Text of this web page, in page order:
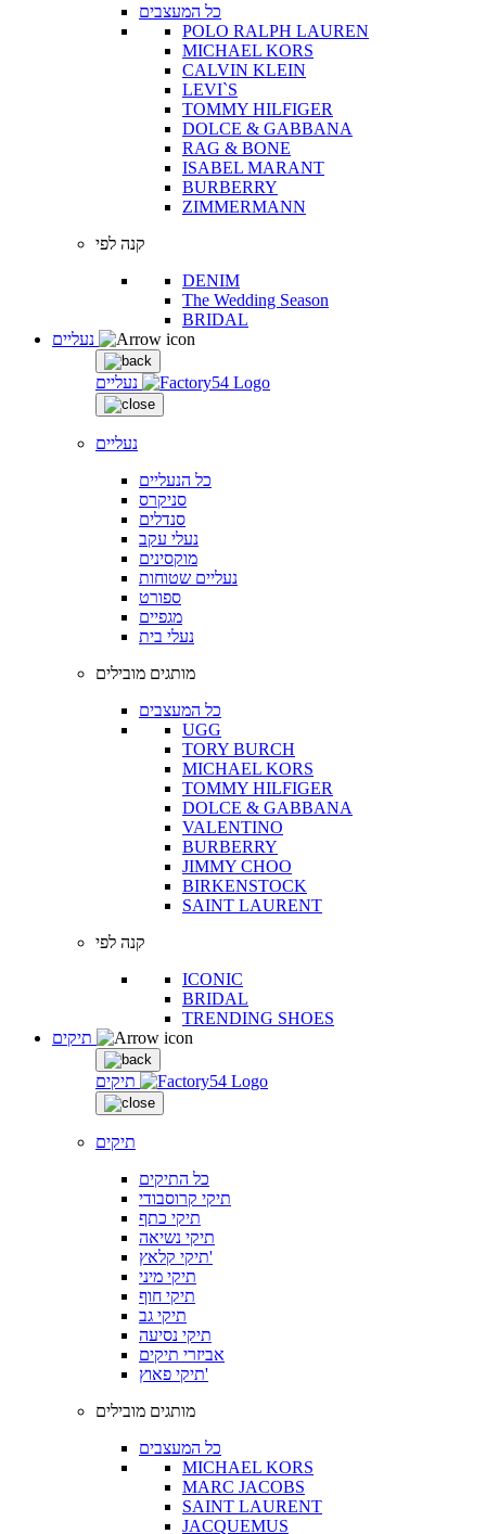
כל המעצבים
POLO RALPH LAUREN
MICHAEL KORS
CALVIN KLEIN
LEVI`S
TOMMY HILFIGER
DOLCE & GABBANA
RAG & BONE
ISABEL MARANT
BURBERRY
ZIMMERMANN
קנה לפי
DENIM
The Wedding Season
BRIDAL
נעליים
נעליים
כל הנעליים
סניקרס
סנדלים
נעלי עקב
מוקסינים
נעליים שטוחות
ספורט
מגפיים
נעלי בית
מותגים מובילים
כל המעצבים
UGG
TORY BURCH
MICHAEL KORS
TOMMY HILFIGER
DOLCE & GABBANA
VALENTINO
BURBERRY
JIMMY CHOO
BIRKENSTOCK
SAINT LAURENT
קנה לפי
ICONIC
BRIDAL
TRENDING SHOES
תיקים
תיקים
כל התיקים
תיקי קרוסבודי
תיקי כתף
תיקי נשיאה
תיקי קלאץ'
תיקי מיני
תיקי חוף
תיקי גב
תיקי נסיעה
אביזרי תיקים
תיקי פאוץ'
מותגים מובילים
כל המעצבים
MICHAEL KORS
MARC JACOBS
SAINT LAURENT
JACQUEMUS